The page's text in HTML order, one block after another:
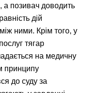
а позивач доводить
дій
ними. Крім того, у
тягар
на медичну
принципу
до суду за